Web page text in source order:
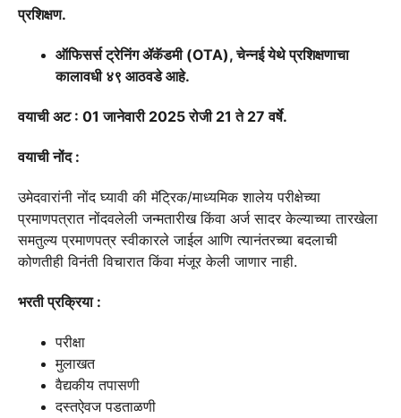
प्रशिक्षण.
ऑफिसर्स ट्रेनिंग ॲकॅडमी (OTA), चेन्नई येथे प्रशिक्षणाचा
कालावधी ४९ आठवडे आहे.
वयाची अट : 01 जानेवारी 2025 रोजी 21 ते 27 वर्षे.
वयाचीनोंद :
उमेदवारांनी नोंद घ्यावी की मॅट्रिक/माध्यमिक शालेय परीक्षेच्या
प्रमाणपत्रात नोंदवलेली जन्मतारीख किंवा अर्ज सादर केल्याच्या तारखेला
समतुल्य प्रमाणपत्र स्वीकारले जाईल आणि त्यानंतरच्या बदलाची
कोणतीही विनंती विचारात किंवा मंजूर केली जाणार नाही.
भरती प्रक्रिया :
परीक्षा
मुलाखत
वैद्यकीय तपासणी
दस्तऐवज पडताळणी